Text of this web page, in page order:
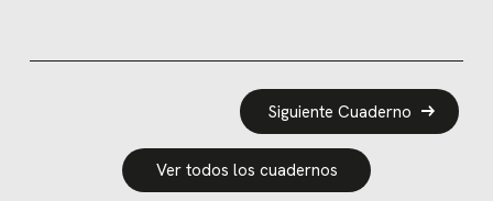
Siguiente Cuaderno
Ver todos los cuadernos